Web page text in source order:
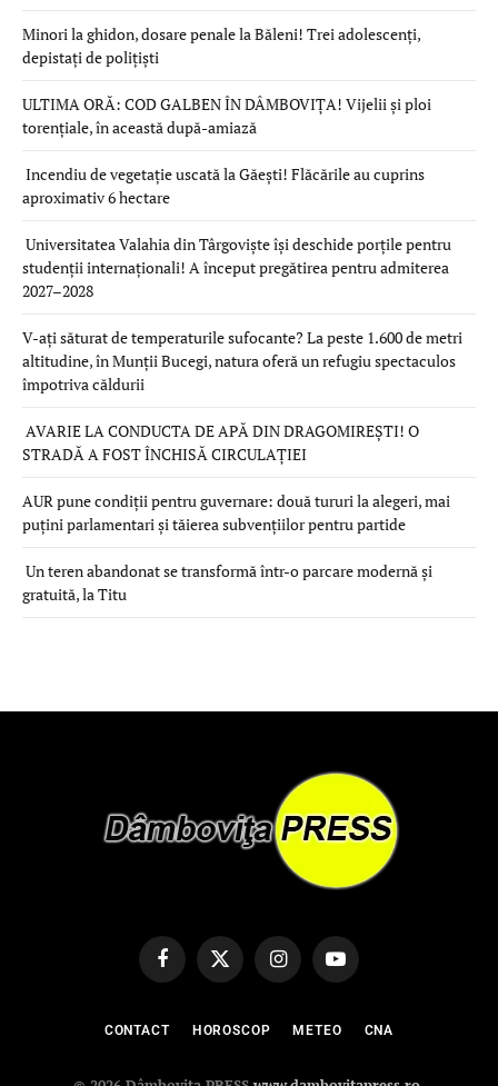
Minori la ghidon, dosare penale la Băleni! Trei adolescenți,
depistați de polițiști
ULTIMA ORĂ: COD GALBEN ÎN DÂMBOVIȚA! Vijelii și ploi
torențiale, în această după-amiază
Incendiu de vegetație uscată la Găești! Flăcările au cuprins
aproximativ 6 hectare
Universitatea Valahia din Târgoviște își deschide porțile pentru
studenții internaționali! A început pregătirea pentru admiterea
2027–2028
V-ați săturat de temperaturile sufocante? La peste 1.600 de metri
altitudine, în Munții Bucegi, natura oferă un refugiu spectaculos
împotriva căldurii
AVARIE LA CONDUCTA DE APĂ DIN DRAGOMIREȘTI! O
STRADĂ A FOST ÎNCHISĂ CIRCULAȚIEI
AUR pune condiții pentru guvernare: două tururi la alegeri, mai
puțini parlamentari și tăierea subvențiilor pentru partide
Un teren abandonat se transformă într-o parcare modernă și
gratuită, la Titu
FacebookX
(Twitter)
InstagramYouTube
CONTACT HOROSCOP METEO CNA